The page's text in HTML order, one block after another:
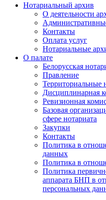
Нотариальный архив
О деятельности
Контакты
Оплата услуг
Нотариальные
О палате
Белорусская
Правление
Территориальные
Дисциплинарная
Ревизионная
Базовая
сфере нотариата
Закупки
Контакты
Политика в
данных
Политика в
Политика
аппарата БНП в
персональных